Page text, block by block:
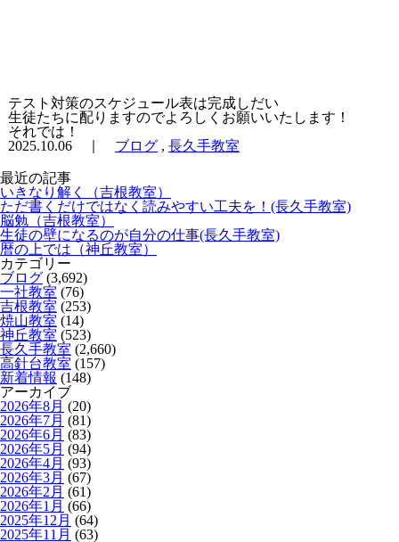
テスト対策のスケジュール表は完成しだい
生徒たちに配りますのでよろしくお願いいたします！
それでは！
2025.10.06 ｜ ブログ, 長久手教室
最近の記事
いきなり解く（吉根教室）
ただ書くだけではなく読みやすい工夫を！(長久手教室)
脳勉（吉根教室）
生徒の壁になるのが自分の仕事(長久手教室)
暦の上では（神丘教室）
カテゴリー
ブログ (3,692)
一社教室 (76)
吉根教室 (253)
焼山教室 (14)
神丘教室 (523)
長久手教室 (2,660)
高針台教室 (157)
新着情報 (148)
アーカイブ
2026年8月 (20)
2026年7月 (81)
2026年6月 (83)
2026年5月 (94)
2026年4月 (93)
2026年3月 (67)
2026年2月 (61)
2026年1月 (66)
2025年12月 (64)
2025年11月 (63)